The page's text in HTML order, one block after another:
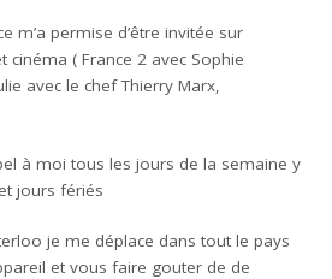
m’a permise d’être invitée sur
cinéma ( France 2 avec Sophie
avec le chef Thierry Marx,
à moi tous les jours de la semaine y
jours fériés
je me déplace dans tout le pays
et vous faire gouter de de